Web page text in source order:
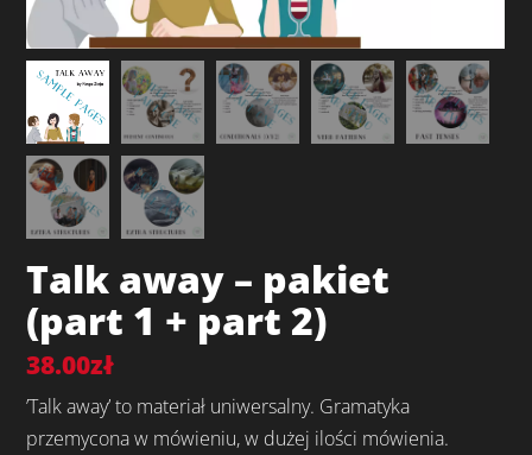
Talk away – pakiet
(part 1 + part 2)
38.00zł
’Talk away’ to materiał uniwersalny. Gramatyka
przemycona w mówieniu, w dużej ilości mówienia.